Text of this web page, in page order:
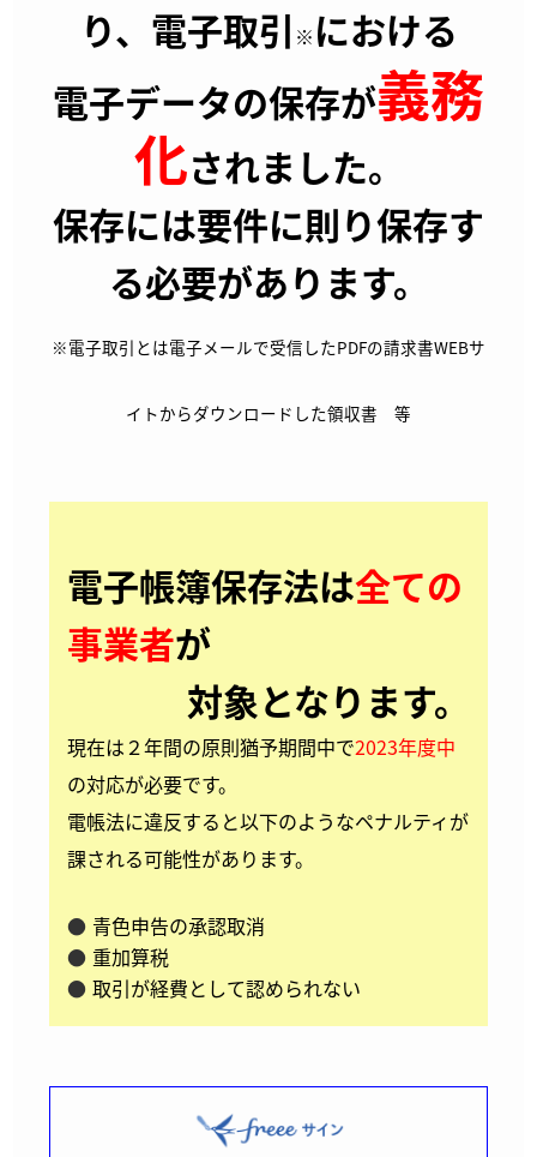
り、電子取引 ※ における
電子データの保存が義務
化されました。
保存には要件に則り保存す
る必要があります。
※電子取引とは電子メールで受信したPDFの請求書WEBサ
イトからダウンロードした領収書 等
電子帳簿保存法は全ての
事業者が
対象となります。
現在は２年間の原則猶予期間中で2023年度中
の対応が必要です。
電帳法に違反すると以下のようなペナルティが
課される可能性があります。
青色申告の承認取消
重加算税
取引が経費として認められない